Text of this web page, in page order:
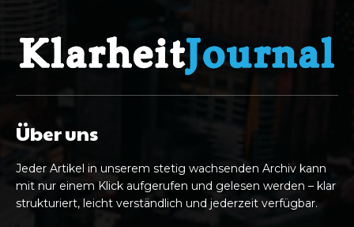
Über uns
Jeder Artikel in unserem stetig wachsenden Archiv kann
mit nur einem Klick aufgerufen und gelesen werden – klar
strukturiert, leicht verständlich und jederzeit verfügbar.